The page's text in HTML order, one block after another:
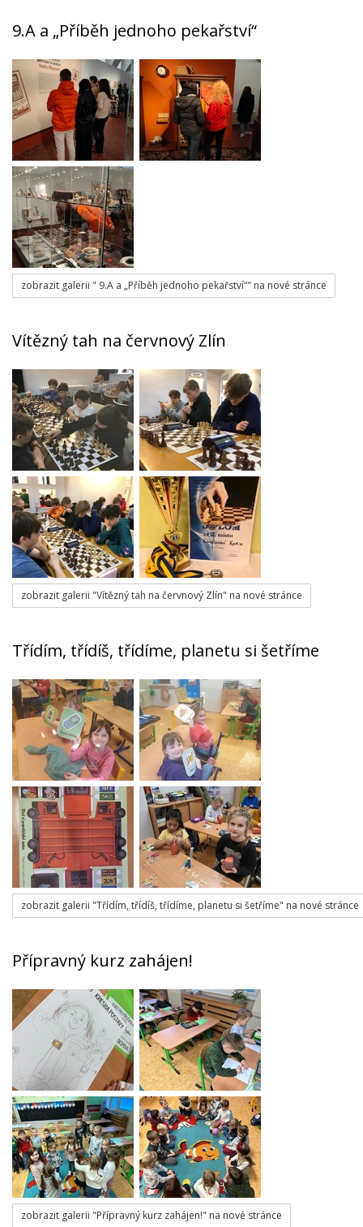
9.A a „Příběh jednoho pekařství“
zobrazit galerii " 9.A a „Příběh jednoho pekařství“" na nové stránce
Vítězný tah na červnový Zlín
zobrazit galerii "Vítězný tah na červnový Zlín" na nové stránce
Třídím, třídíš, třídíme, planetu si šetříme
zobrazit galerii "Třídím, třídíš, třídíme, planetu si šetříme" na nové stránce
Přípravný kurz zahájen!
zobrazit galerii "Přípravný kurz zahájen!" na nové stránce